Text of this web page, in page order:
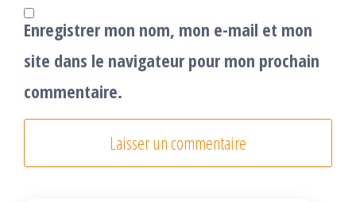
Enregistrer mon nom, mon e-mail et mon
site dans le navigateur pour mon prochain
commentaire.